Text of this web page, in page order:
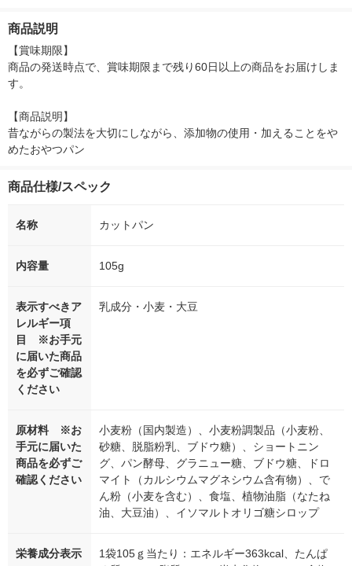
商品説明
【賞味期限】
商品の発送時点で、賞味期限まで残り60日以上の商品をお届けしま
す。
【商品説明】
昔ながらの製法を大切にしながら、添加物の使用・加えることをや
めたおやつパン
商品仕様/スペック
名称 カットパン
内容量 105g
表示すべきア
レルギー項
目 ※お手元
に届いた商品
を必ずご確認
ください
乳成分・小麦・大豆
原材料 ※お
手元に届いた
商品を必ずご
確認ください
小麦粉（国内製造）、小麦粉調製品（小麦粉、
砂糖、脱脂粉乳、ブドウ糖）、ショートニン
グ、パン酵母、グラニュー糖、ブドウ糖、ドロ
マイト（カルシウムマグネシウム含有物）、で
ん粉（小麦を含む）、食塩、植物油脂（なたね
油、大豆油）、イソマルトオリゴ糖シロップ
栄養成分表示
1袋105ｇ当たり：エネルギー363kcal、たんぱ